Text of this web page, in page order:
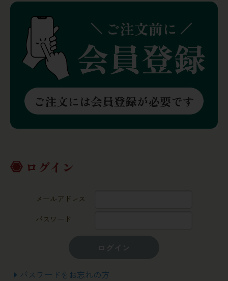
ログイン
メールアドレス
パスワード
パスワードをお忘れの方